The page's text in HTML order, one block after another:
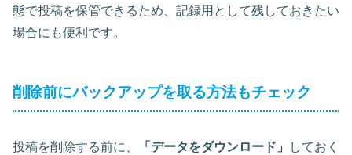
態で投稿を保管できるため、記録用として残しておきたい
場合にも便利です。
削除前にバックアップを取る方法もチェック
投稿を削除する前に、 「データをダウンロード」
しておく